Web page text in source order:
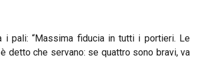
i pali: “Massima fiducia in tutti i portieri. Le
detto che servano: se quattro sono bravi, va